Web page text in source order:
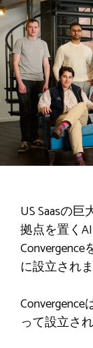
US Saasの
拠点を置く
に設立されま
Convergence
って設立さ